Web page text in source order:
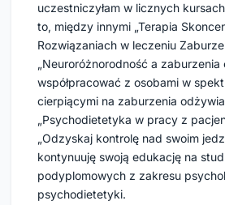
uczestniczyłam w licznych
to, między innymi „Terapia
Rozwiązaniach w leczeniu
„Neuroróżnorodność a
współpracować z osobami w
cierpiącymi na zaburzenia
„Psychodietetyka w pracy z
„Odzyskaj kontrolę nad swoim
kontynuuję swoją edukację na
podyplomowych z zakresu
psychodietetyki.